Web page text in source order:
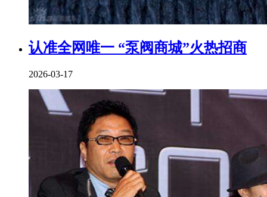
认准全网唯一 “泵阀商城”火热招商
2026-03-17